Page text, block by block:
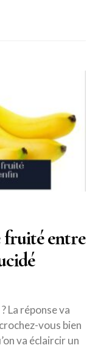
fruité entre
La réponse va
vous bien
va éclaircir un